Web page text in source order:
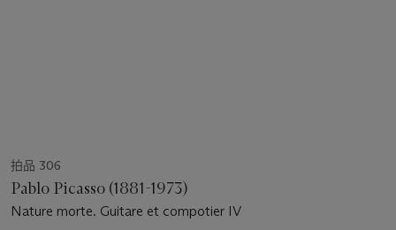
拍品 306
Pablo Picasso (1881-1973)
Nature morte. Guitare et compotier IV